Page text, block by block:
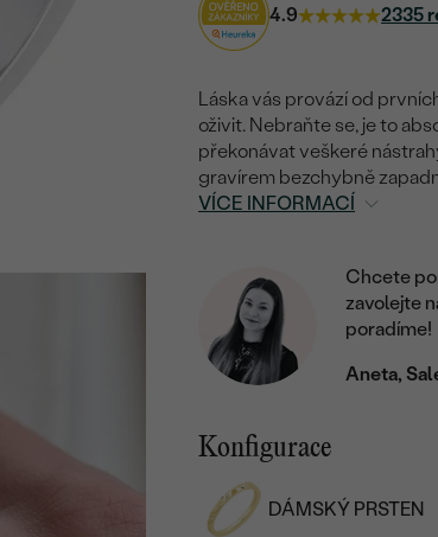
4.9 2335
Láska vás provází od
oživit. Nebraňte se, je to
překonávat veškeré
gravírem bezchybně
VÍCE INFORMACÍ
Chcete
zavolejte
poradíme!
Aneta,
Konfigurace
DÁMSKÝ PRSTEN